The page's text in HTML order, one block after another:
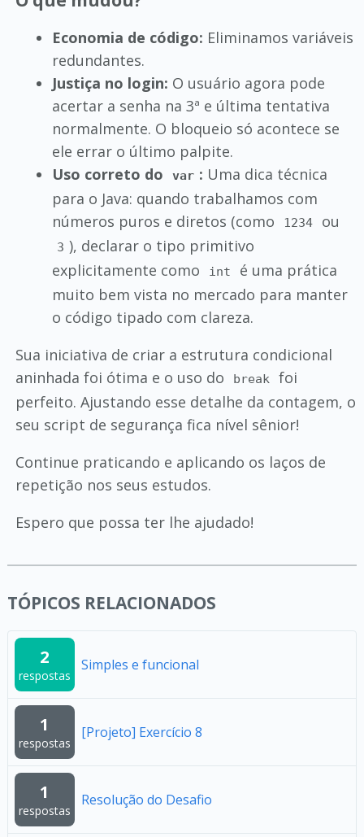
Economia de código: Eliminamos variáveis
redundantes.
Justiça no login: O usuário agora pode
acertar a senha na 3ª e última tentativa
normalmente. O bloqueio só acontece se
ele errar o último palpite.
Uso correto do
var : Uma dica técnica
para o Java: quando trabalhamos com
números puros e diretos (como
1234 ou
3 ), declarar o tipo primitivo
explicitamente como
int
é uma prática
muito bem vista no mercado para manter
o código tipado com clareza.
Sua iniciativa de criar a estrutura condicional
aninhada foi ótima e o uso do
break
foi
perfeito. Ajustando esse detalhe da contagem, o
seu script de segurança fica nível sênior!
Continue praticando e aplicando os laços de
repetição nos seus estudos.
Espero que possa ter lhe ajudado!
TÓPICOS RELACIONADOS
2
respostas
Simples e funcional
1
respostas
[Projeto] Exercício 8
1
respostas
Resolução do Desafio